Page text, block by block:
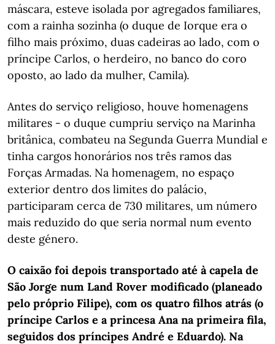
máscara, esteve isolada por agregados familiares,
com a rainha sozinha (o duque de Iorque era o
filho mais próximo, duas cadeiras ao lado, com o
príncipe Carlos, o herdeiro, no banco do coro
oposto, ao lado da mulher, Camila).
Antes do serviço religioso, houve homenagens
militares - o duque cumpriu serviço na Marinha
britânica, combateu na Segunda Guerra Mundial e
tinha cargos honorários nos três ramos das
Forças Armadas. Na homenagem, no espaço
exterior dentro dos limites do palácio,
participaram cerca de 730 militares, um número
mais reduzido do que seria normal num evento
deste género.
O caixão foi depois transportado até à capela de
São Jorge num Land Rover modificado (planeado
pelo próprio Filipe), com os quatro filhos atrás (o
príncipe Carlos e a princesa Ana na primeira fila,
seguidos dos príncipes André e Eduardo). Na